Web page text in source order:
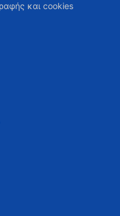
και cookies